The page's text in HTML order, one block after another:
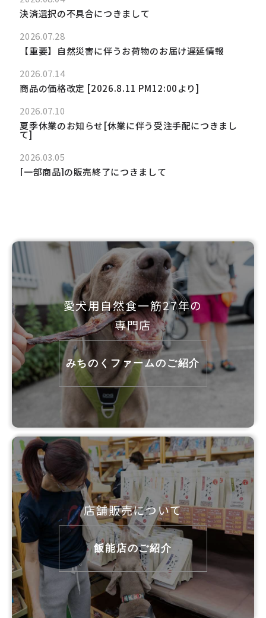
決済選択の不具合につきまして
2026.07.28
【重要】自然災害に伴うお荷物のお届け遅延情報
2026.07.14
商品の価格改定 [2026.8.11 PM12:00より]
2026.07.10
夏季休業のお知らせ[休業に伴う受注手配につきまし
て]
2026.03.05
[一部商品]の販売終了につきまして
愛犬用自然食一筋27年の
専門店
みちのくファームのご紹介
店舗販売について
飯能店のご紹介